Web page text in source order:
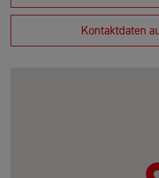
Kontaktdaten